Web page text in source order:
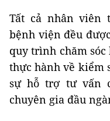
Tất cả nhân viên
bệnh viện đều
quy trình chăm sóc
thực hành về kiểm
sự hỗ trợ tư vấn
chuyên gia đầu